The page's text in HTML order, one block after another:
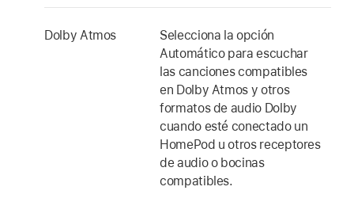
Dolby Atmos
Selecciona la opción
Automático para escuchar
las canciones compatibles
en Dolby Atmos y otros
formatos de audio Dolby
cuando esté conectado un
HomePod u otros receptores
de audio o bocinas
compatibles.